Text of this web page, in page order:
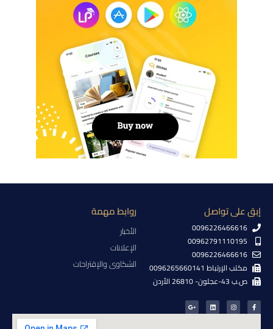
إبق على تواصل
0096226466616
00962791110195
0096226466616
مكتب الإرتباط 0096265660141
ص.ب 43-عجلون- 26810 الأردن
روابط مهمة
الأخبار
الإعلانات
الشكاوى والإقتراحات